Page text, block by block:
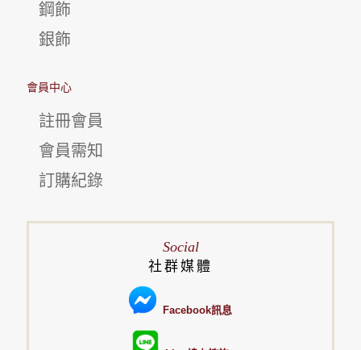
鋼飾
銀飾
會員中心
註冊會員
會員需知
訂購紀錄
Social
社群媒體
Facebook訊息